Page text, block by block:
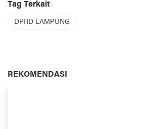
Tag Terkait
DPRD LAMPUNG
REKOMENDASI